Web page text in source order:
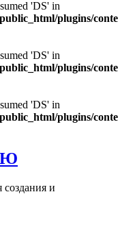
'DS' in
plugins/
'DS' in
plugins/
'DS' in
plugins/
и